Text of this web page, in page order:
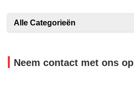
Alle Categorieën
Neem contact met ons op